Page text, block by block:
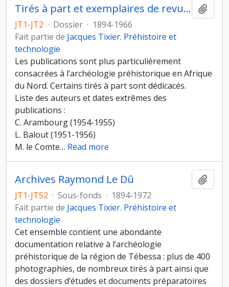
Tirés à part et exemplaires de revues
JT1-JT2 · Dossier · 1894-1966
Fait partie de Jacques Tixier. Préhistoire et
technologie
Les publications sont plus particulièrement
consacrées à l’archéologie préhistorique en Afrique
du Nord. Certains tirés à part sont dédicacés.
Liste des auteurs et dates extrêmes des
publications :
C. Arambourg (1954-1955)
L. Balout (1951-1956)
M. le Comte… Read more
Archives Raymond Le Dû
JT1-JT52 · Sous-fonds · 1894-1972
Fait partie de Jacques Tixier. Préhistoire et
technologie
Cet ensemble contient une abondante
documentation relative à l’archéologie
préhistorique de la région de Tébessa : plus de 400
photographies, de nombreux tirés à part ainsi que
des dossiers d’études et documents préparatoires